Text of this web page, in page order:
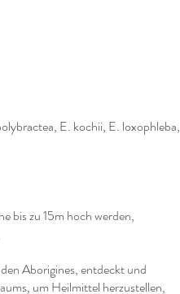
E. kochii, E. loxophleba,
bis zu 15m hoch werden,
Aborigines, entdeckt und
um Heilmittel herzustellen,